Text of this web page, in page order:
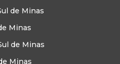
de Minas
Minas
de Minas
Minas